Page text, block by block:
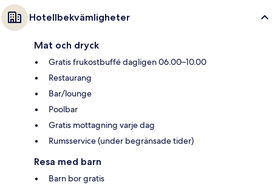
Hotellbekvämligheter
Mat och dryck
Gratis frukostbuffé dagligen 06.00–10.00
Restaurang
Bar/lounge
Poolbar
Gratis mottagning varje dag
Rumsservice (under begränsade tider)
Resa med barn
Barn bor gratis